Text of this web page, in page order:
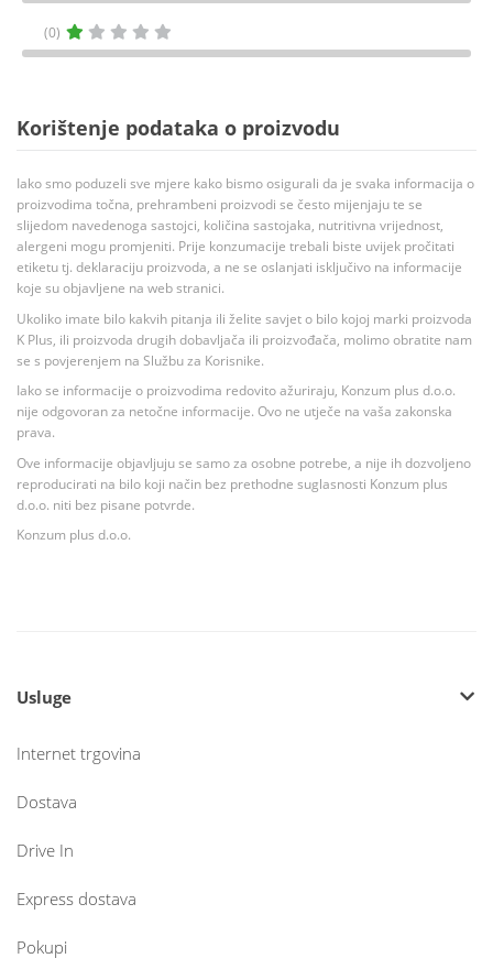
(0)
Korištenje podataka o proizvodu
Iako smo poduzeli sve mjere kako bismo osigurali da je svaka informacija o
proizvodima točna, prehrambeni proizvodi se često mijenjaju te se
slijedom navedenoga sastojci, količina sastojaka, nutritivna vrijednost,
alergeni mogu promjeniti. Prije konzumacije trebali biste uvijek pročitati
etiketu tj. deklaraciju proizvoda, a ne se oslanjati isključivo na informacije
koje su objavljene na web stranici.
Ukoliko imate bilo kakvih pitanja ili želite savjet o bilo kojoj marki proizvoda
K Plus, ili proizvoda drugih dobavljača ili proizvođača, molimo obratite nam
se s povjerenjem na Službu za Korisnike.
Iako se informacije o proizvodima redovito ažuriraju, Konzum plus d.o.o.
nije odgovoran za netočne informacije. Ovo ne utječe na vaša zakonska
prava.
Ove informacije objavljuju se samo za osobne potrebe, a nije ih dozvoljeno
reproducirati na bilo koji način bez prethodne suglasnosti Konzum plus
d.o.o. niti bez pisane potvrde.
Konzum plus d.o.o.
Usluge
Internet trgovina
Dostava
Drive In
Express dostava
Pokupi